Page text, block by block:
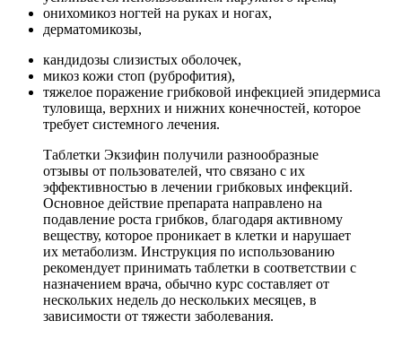
онихомикоз ногтей на руках и ногах,
дерматомикозы,
кандидозы слизистых оболочек,
микоз кожи стоп (руброфития),
тяжелое поражение грибковой инфекцией эпидермиса
туловища, верхних и нижних конечностей, которое
требует системного лечения.
Таблетки Экзифин получили разнообразные
отзывы от пользователей, что связано с их
эффективностью в лечении грибковых инфекций.
Основное действие препарата направлено на
подавление роста грибков, благодаря активному
веществу, которое проникает в клетки и нарушает
их метаболизм. Инструкция по использованию
рекомендует принимать таблетки в соответствии с
назначением врача, обычно курс составляет от
нескольких недель до нескольких месяцев, в
зависимости от тяжести заболевания.